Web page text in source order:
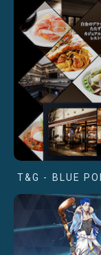
T&G - BLUE